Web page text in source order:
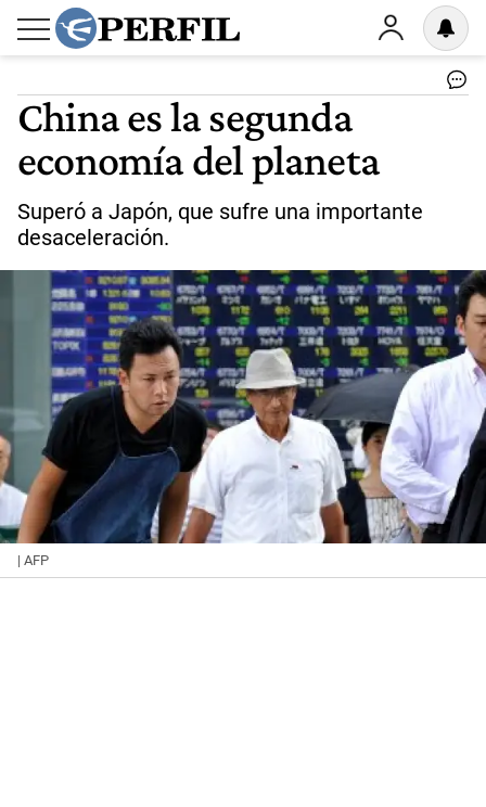
China es la segunda
economía del planeta
Superó a Japón, que sufre una importante
desaceleración.
| AFP